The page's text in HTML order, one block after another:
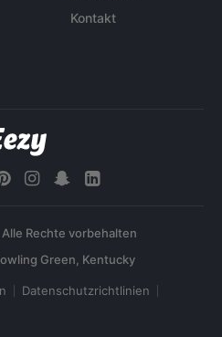
Kontakt
Rechte vorbehalten
Datenschutzrichtlinien